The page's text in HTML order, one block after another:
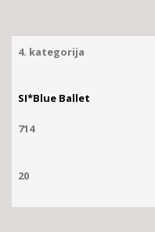
4. kategorija
SI*Blue Ballet
714
20